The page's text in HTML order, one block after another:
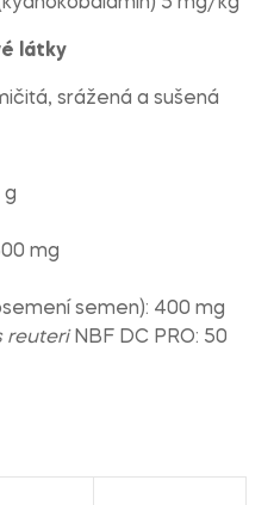
látky
srážená a sušená
g
mg
semen): 400 mg
reuteriNBF DC PRO: 50